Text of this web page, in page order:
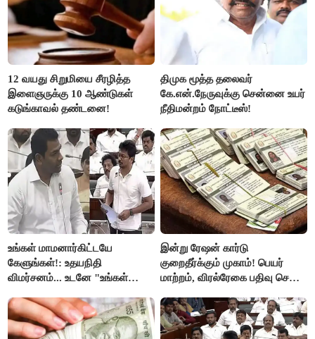
12 வயது சிறுமியை சீரழித்த
இளைஞருக்கு 10 ஆண்டுகள்
கடுங்காவல் தண்டனை!
திமுக மூத்த தலைவர்
கே.என்.நேருவுக்கு சென்னை உயர்
நீதிமன்றம் நோட்டீஸ்!
உங்கள் மாமனார்கிட்டயே
கேளுங்கள்!: உதயநிதி
விமர்சனம்... உடனே "உங்கள்
ஆதவ் அர்ஜுனா பதிலடி!
இன்று ரேஷன் கார்டு
குறைதீர்க்கும் முகாம்! பெயர்
மாற்றம், விரல்ரேகை பதிவு செய்ய